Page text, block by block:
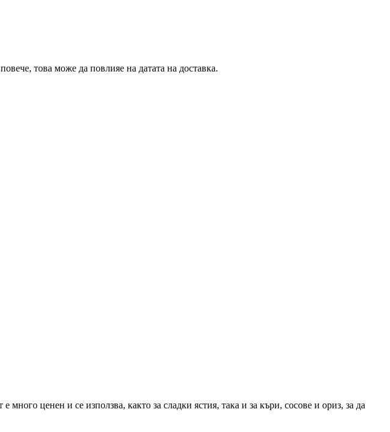
това може да повлияе на датата на доставка.
ценен и се използва, както за сладки ястия, така и за къри, сосове и ориз, за да